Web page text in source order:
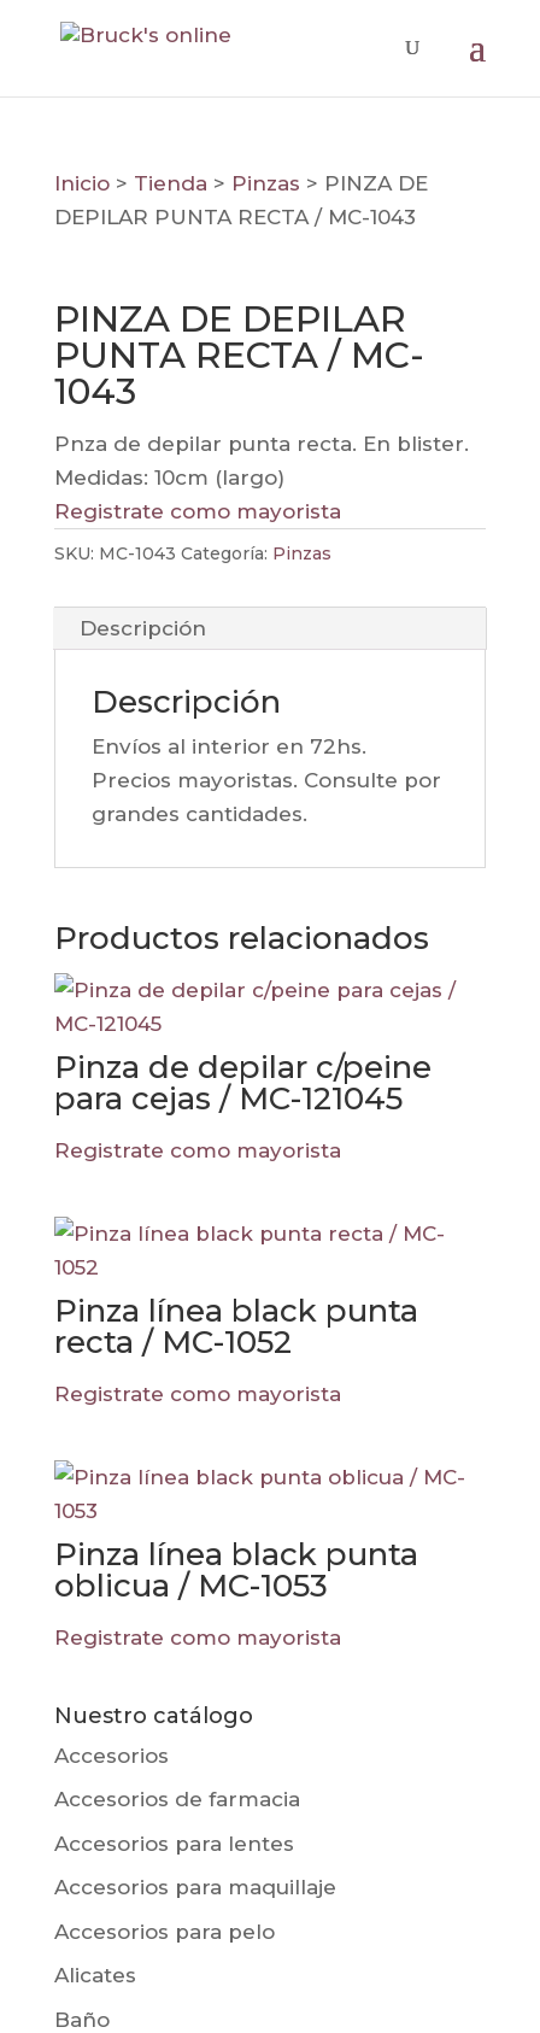
Inicio > Tienda > Pinzas > PINZA DE
DEPILAR PUNTA RECTA / MC-1043
PINZA DE DEPILAR
PUNTA RECTA / MC-
1043
Pnza de depilar punta recta. En blister.
Medidas: 10cm (largo)
Registrate como mayorista
SKU: MC-1043 Categoría: Pinzas
Descripción
Descripción
Envíos al interior en 72hs.
Precios mayoristas. Consulte por
grandes cantidades.
Productos relacionados
Pinza de depilar c/peine
para cejas / MC-121045
Registrate como mayorista
Pinza línea black punta
recta / MC-1052
Registrate como mayorista
Pinza línea black punta
oblicua / MC-1053
Registrate como mayorista
Nuestro catálogo
Accesorios
Accesorios de farmacia
Accesorios para lentes
Accesorios para maquillaje
Accesorios para pelo
Alicates
Baño